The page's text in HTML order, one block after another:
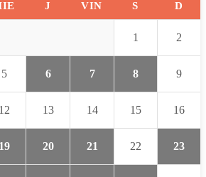
J VIN S D
1 2
5 6 7 8 9
12 13 14 15 16
19 20 21 22 23